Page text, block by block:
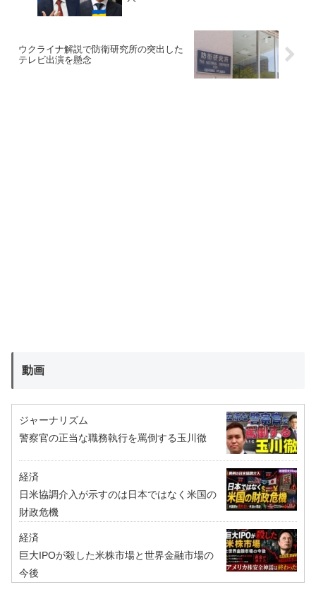
ウクライナ解説で防衛研究所の突出した
テレビ出演を懸念
動画
ジャーナリズム
警察官の正当な職務執行を罵倒する玉川徹
経済
日米協調介入が示すのは日本ではなく米国の
財政危機
経済
巨大IPOが殺した米株市場と世界金融市場の
今後